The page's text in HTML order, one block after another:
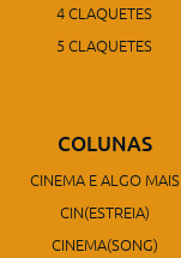
4 CLAQUETES
5 CLAQUETES
COLUNAS
CINEMA E ALGO MAIS
CIN(ESTREIA)
CINEMA(SONG)